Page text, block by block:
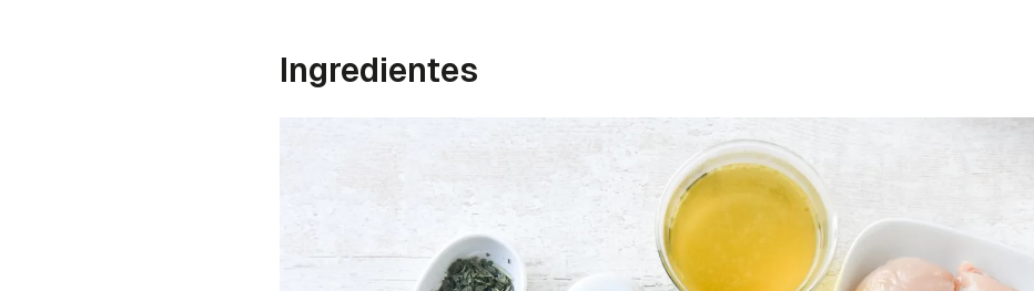
Guardar como favorito
Para poder guardar como favorito, primero has de iniciar sesión con tu
INICIAR SESIÓN CANCELAR
Ingredientes
Gracias por suscribirte a nuestro boletín.
ACEPTAR